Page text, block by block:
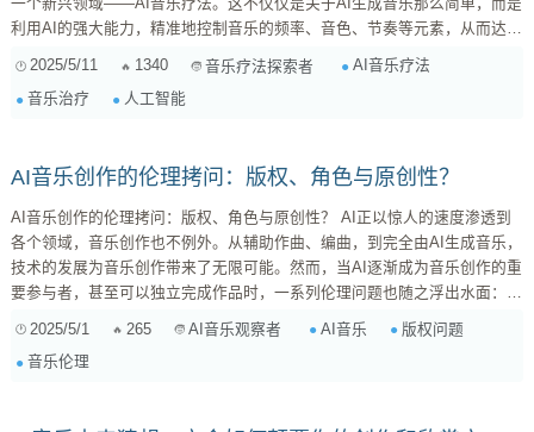
利用AI的强大能力，精准地控制音乐的频率、音色、节奏等元素，从而达到
特定的治疗效果。想象一下，能够为每位患者定制专属的音乐处方，精准地
缓解焦虑、改善睡眠，甚至辅助情绪障碍的治疗，这在过去是难以想象的。
1. 音乐疗法的原理：为什么音乐能治愈？ 在深入探讨AI之前，我们先回顾
2025/5/11 1340 音乐疗法探索者
AI音乐疗法
音乐治疗
人工智能
AI音乐创作的伦理拷问：版权、角色与原创性？
AI音乐创作的伦理拷问：版权、角色与原创性？ AI正以惊人的速度渗透到
各个领域，音乐创作也不例外。从辅助作曲、编曲，到完全由AI生成音乐，
技术的发展为音乐创作带来了无限可能。然而，当AI逐渐成为音乐创作的重
要参与者，甚至可以独立完成作品时，一系列伦理问题也随之浮出水面：谁
具有原创性？本文将深入探讨这些问题，并尝试寻找答案。 一、版权归
属：谁是AI音乐的“作者”？ 1. 当前法律框架的困境 现行的版权法体系，是
2025/5/1 265 AI音乐观察者 AI音乐
版权问题
音乐伦理